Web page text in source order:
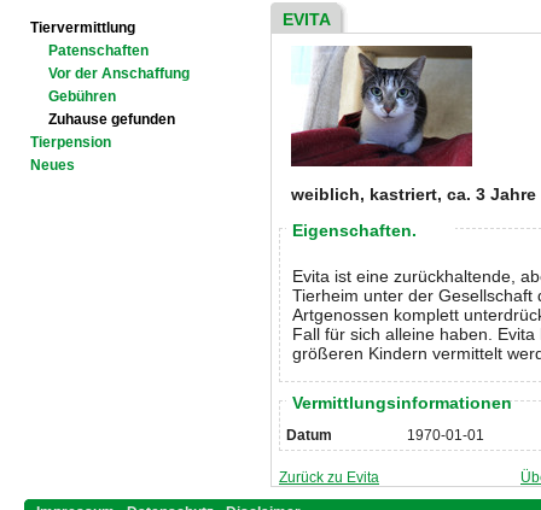
Tiervermittlung
Patenschaften
Vor der Anschaffung
Gebühren
Zuhause gefunden
Tierpension
Neues
EVITA
weiblich, kastriert, ca. 3 Jahre
Eigenschaften.
Evita ist eine zurückhaltende,
Tierheim unter der
Artgenossen komplett
Fall für sich alleine haben.
größeren Kindern vermittelt
Vermittlungsinformationen
Datum 1970-01-01
Zurück zu Evita